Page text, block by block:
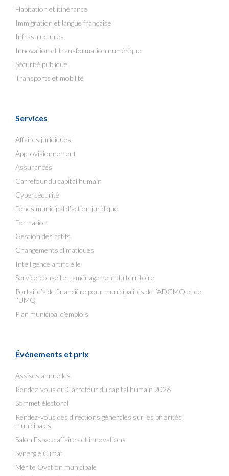
Habitation et itinérance
Immigration et langue française
Infrastructures
Innovation et transformation numérique
Sécurité publique
Transports et mobilité
Services
Affaires juridiques
Approvisionnement
Assurances
Carrefour du capital humain
Cybersécurité
Fonds municipal d’action juridique
Formation
Gestion des actifs
Changements climatiques
Intelligence artificielle
Service-conseil en aménagement du territoire
Portail d’aide financière pour municipalités de l’ADGMQ et de
l’UMQ
Plan municipal d’emplois
Événements et prix
Assises annuelles
Rendez-vous du Carrefour du capital humain 2026
Sommet électoral
Rendez-vous des directions générales sur les priorités
municipales
Salon Espace affaires et innovations
Synergie Climat
Mérite Ovation municipale